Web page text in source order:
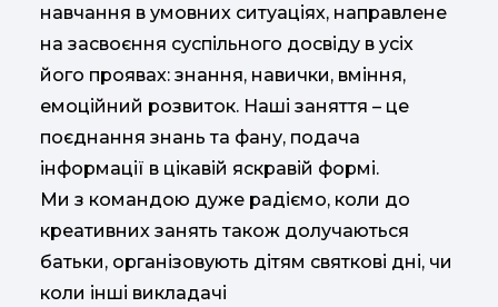
навчання в умовних ситуаціях, направлене
на засвоєння суспільного досвіду в усіх
його проявах: знання, навички, вміння,
емоційний розвиток. Наші заняття – це
поєднання знань та фану, подача
інформації в цікавій яскравій формі.
Ми з командою дуже радіємо, коли до
креативних занять також долучаються
батьки, організовують дітям святкові дні, чи
коли інші викладачі